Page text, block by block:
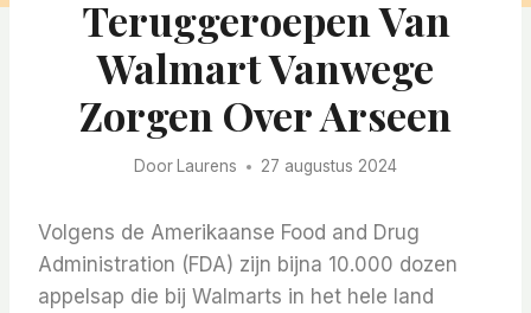
Teruggeroepen Van
Walmart Vanwege
Zorgen Over Arseen
Door Laurens 27 augustus 2024
Volgens de Amerikaanse Food and Drug
Administration (FDA) zijn bijna 10.000 dozen
appelsap die bij Walmarts in het hele land